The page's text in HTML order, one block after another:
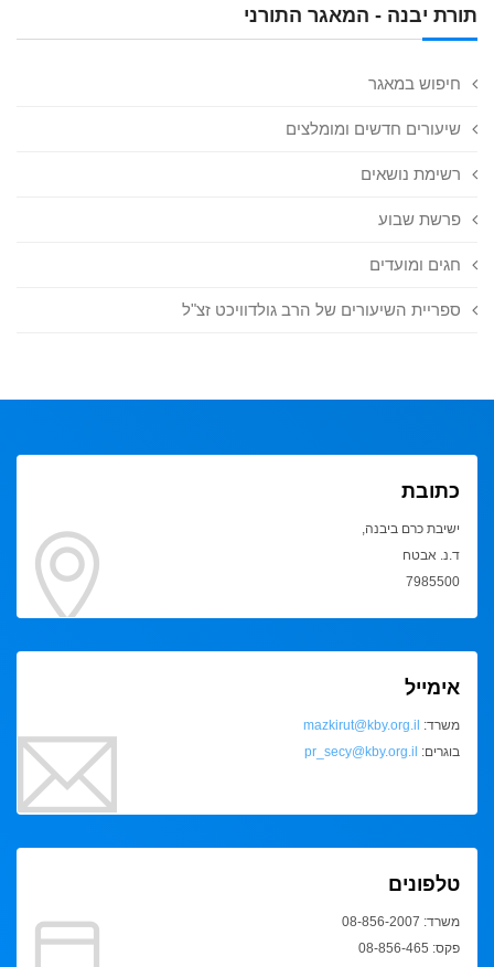
תורת יבנה - המאגר התורני
חיפוש במאגר
שיעורים חדשים ומומלצים
רשימת נושאים
פרשת שבוע
חגים ומועדים
ספריית השיעורים של הרב גולדוויכט זצ"ל
כתובת
ישיבת כרם ביבנה,
ד.נ. אבטח
7985500
אימייל
משרד: mazkirut@kby.org.il
בוגרים: pr_secy@kby.org.il
טלפונים
משרד: 08-856-2007
פקס: 08-856-465